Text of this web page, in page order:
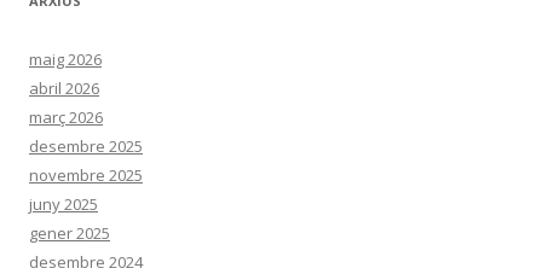
maig 2026
abril 2026
març 2026
desembre 2025
novembre 2025
juny 2025
gener 2025
desembre 2024